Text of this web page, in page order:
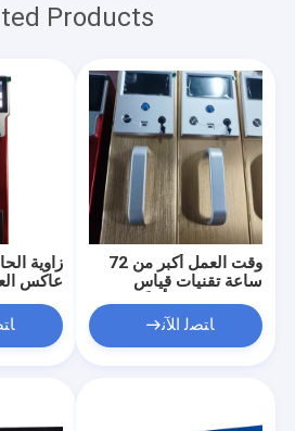
Products
عاكس
105 درجة أداة قياس دقة
وقت العمل أكبر من 72
ساعة تقنيات قياس
متعددة تضمن أداءً ثابتًا
واكتساب بيانات
ﺎﺘﺼﻟ ﺍﻶﻧ